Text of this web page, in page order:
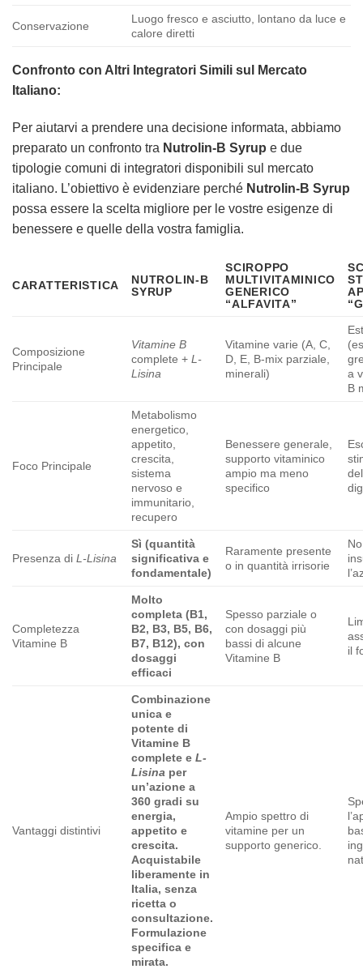
Conservazione
Luogo fresco e asciutto, lontano da luce e
calore diretti
Confronto con Altri Integratori Simili sul Mercato
Italiano:
Per aiutarvi a prendere una decisione informata, abbiamo
preparato un confronto tra Nutrolin-B Syrup e due
tipologie comuni di integratori disponibili sul mercato
italiano. L’obiettivo è evidenziare perché Nutrolin-B Syrup
possa essere la scelta migliore per le vostre esigenze di
benessere e quelle della vostra famiglia.
CARATTERISTICA
NUTROLIN-B
SYRUP
SCIROPPO
MULTIVITAMINICO
GENERICO
“ALFAVITA”
Composizione
Principale
Vitamine B
complete +L-
Lisina
Vitamine varie (A, C,
D, E, B-mix parziale,
minerali)
a
B
Foco Principale
Metabolismo
energetico,
appetito,
crescita,
sistema
nervoso e
immunitario,
recupero
Benessere generale,
supporto vitaminico
ampio ma meno
specifico
Presenza di L-Lisina
Sì (quantità
significativa e
fondamentale)
Raramente presente
o in quantità irrisorie
Completezza
Vitamine B
Molto
completa (B1,
B2, B3, B5, B6,
B7, B12), con
dosaggi
efficaci
Spesso parziale o
con dosaggi più
bassi di alcune
Vitamine B
il
Vantaggi distintivi
Combinazione
unica e
potente di
Vitamine B
complete eL-
Lisina per
un’azione a
360 gradi su
energia,
appetito e
crescita.
Acquistabile
liberamente in
Italia, senza
ricetta o
consultazione.
Formulazione
specifica e
mirata.
Ampio spettro di
vitamine per un
supporto generico.